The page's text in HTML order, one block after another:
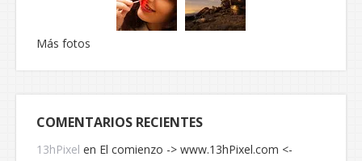
Más fotos
COMENTARIOS RECIENTES
13hPixel en El comienzo -> www.13hPixel.com <-